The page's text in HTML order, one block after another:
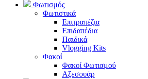
Φωτισμός
Φωτιστικά
Επιτραπέζια
Επιδαπέδια
Παιδικά
Vlogging Kits
Φακοί
Φακοί Φωτισμού
Αξεσουάρ